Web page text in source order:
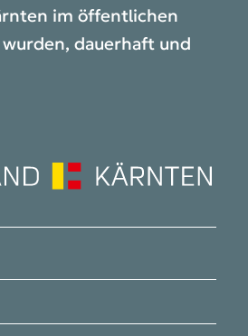
im öffentlichen
dauerhaft und